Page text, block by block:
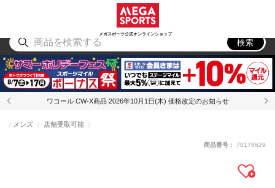
メガスポーツ公式オンラインショップ
アウトドア
検索
ワコール CW-X商品 2026年10月1日(木) 価格改定のお知らせ
メンズ 店舗受取可能
商品番号： 70178629